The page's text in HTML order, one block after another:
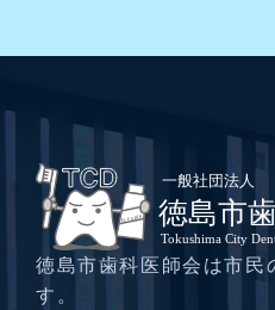
徳島市歯科医師会は市民
す。